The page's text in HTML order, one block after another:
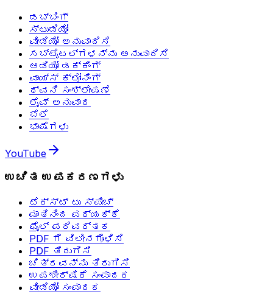
ಡಬ್ಬಿಂಗ್
ಸ್ಟುಡಿಯೋ
ವೀಡಿಯೋ ಅನುವಾದಿಸಿ
ಸಬ್ಟೈಟಲ್ಗಳನ್ನು ಅನುವಾದಿಸಿ
ಆಡಿಯೋ ಡಕ್ಕಿಂಗ್
ವಾಯ್ಸ್ ಕ್ಲೋನಿಂಗ್
ಧ್ವನಿ ಸಂಶ್ಲೇಷಣೆ
ಲೈವ್ ಅನುವಾದ
ಬೆಲೆ
ಭಾಷೆಗಳು
YouTube
ಉಚಿತ ಉಪಕರಣಗಳು
ಟೆಕ್ಸ್ಟ್ ಟು ಸ್ಪೀಚ್
ಮಾತಿನಿಂದ ಪಠ್ಯಕ್ಕೆ
ಫೈಲ್ ಪರಿವರ್ತಕ
PDF ಗೆ ವಿಲೀನಗೊಳಿಸಿ
PDF ತಿರುಗಿಸಿ
ಚಿತ್ರವನ್ನು ತಿರುಗಿಸಿ
ಉಪಶೀರ್ಷಿಕೆ ಸಂಪಾದಕ
ವೀಡಿಯೋ ಸಂಪಾದಕ